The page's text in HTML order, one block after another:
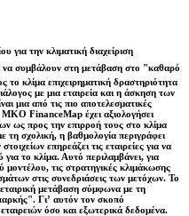
για την κλιματική διαχείριση
να συμβάλουν στη μετάβαση στο "καθαρό
το κλίμα επιχειρηματική δραστηριότητα
με μια εταιρεία και η άσκηση των
μια από τις πιο αποτελεσματικές
ΜΚΟ FinanceMap έχει αξιολογήσει
ως προς την επιρροή τους στο κλίμα
τη σχολική, η βαθμολογία περιγράφει
επηρεάζει τις εταιρείες για να
το κλίμα. Αυτό περιλαμβάνει, για
μοντέλου, τις στρατηγικές κλιμάκωσης
στις συνεδριάσεις των μετόχων. Το
μετάβαση σύμφωνα με τη
Γι’ αυτόν τον σκοπό
όσο και εξωτερικά δεδομένα.